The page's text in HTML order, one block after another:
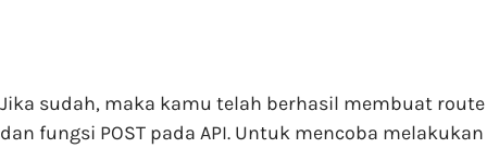
Jika sudah, maka kamu telah berhasil membuat route
dan fungsi POST pada API. Untuk mencoba melakukan